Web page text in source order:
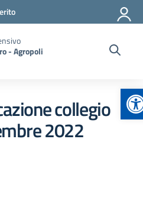
- Agropoli
collegio
2022